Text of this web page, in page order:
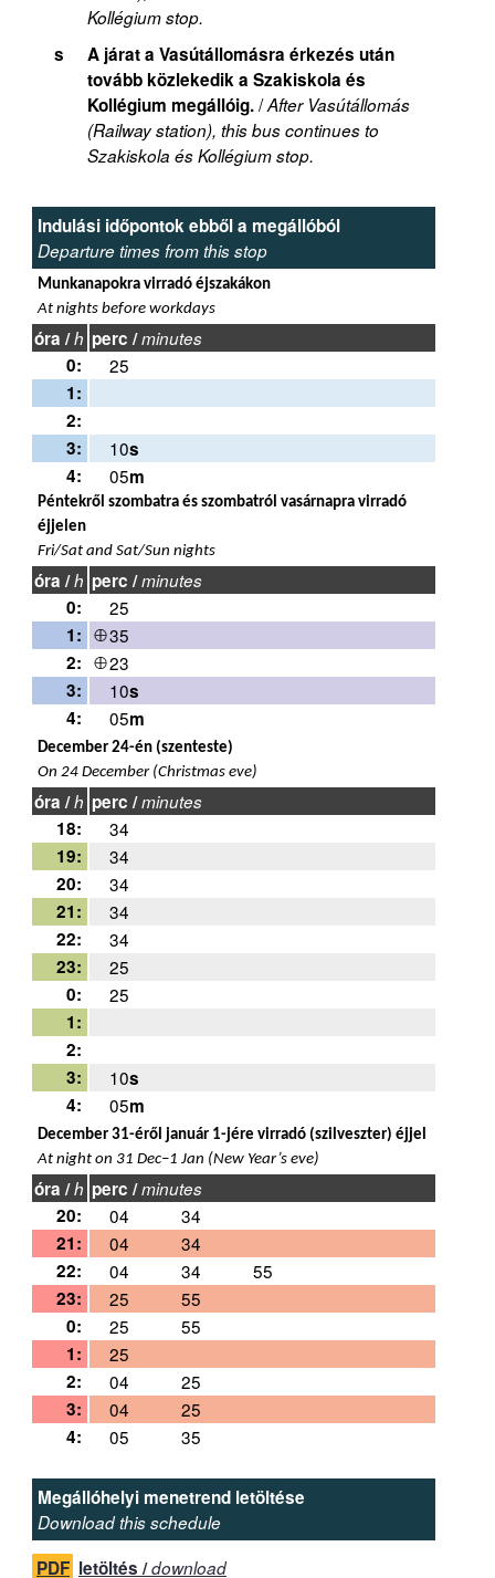
Kollégium stop.
s
A járat a Vasútállomásra érkezés után
tovább közlekedik a Szakiskola és
Kollégium megállóig./After Vasútállomás
(Railway station), this bus continues to
Szakiskola és Kollégium stop.
Indulási időpontok ebből a megállóból
Departure times from this stop
Munkanapokra virradó éjszakákon
At nights before workdays
óra /h perc /minutes
0:
25
1:
2:
3:
10s
4:
05m
Péntekről szombatra és szombatról vasárnapra virradó
éjjelen
Fri/Sat and Sat/Sun nights
óra /h perc /minutes
0:
25
1:
35
2:
23
3:
10s
4:
05m
December 24-én (szenteste)
On 24 December (Christmas eve)
óra /h perc /minutes
18:
34
19:
34
20:
34
21:
34
22:
34
23:
25
0:
25
1:
2:
3:
10s
4:
05m
December 31-éről január 1-jére virradó (szilveszter) éjjel
At night on 31 Dec–1 Jan (New Year’s eve)
óra /h perc /minutes
20: 04
34
21:
04
34
22:
04 34
55
23:
25
55
0:
25
55
1:
25
2:
04
25
3:
04
25
4:
05 35
Megállóhelyi menetrend letöltése
Download this schedule
PDF letöltés /download